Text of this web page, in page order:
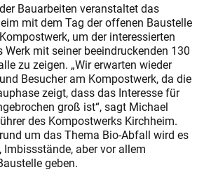
Bauarbeiten veranstaltet das
mit dem Tag der offenen Baustelle
um der interessierten
mit seiner beeindruckenden 130
zu zeigen. „Wir erwarten wieder
Besucher am Kompostwerk, da die
zeigt, dass das Interesse für
groß ist“, sagt Michael
des Kompostwerks Kirchheim.
um das Thema Bio-Abfall wird es
aber vor allem
geben.